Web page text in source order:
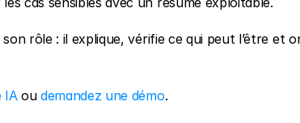
rôle : il explique, vérifie ce qui peut l’être et
IA ou demandez une démo.